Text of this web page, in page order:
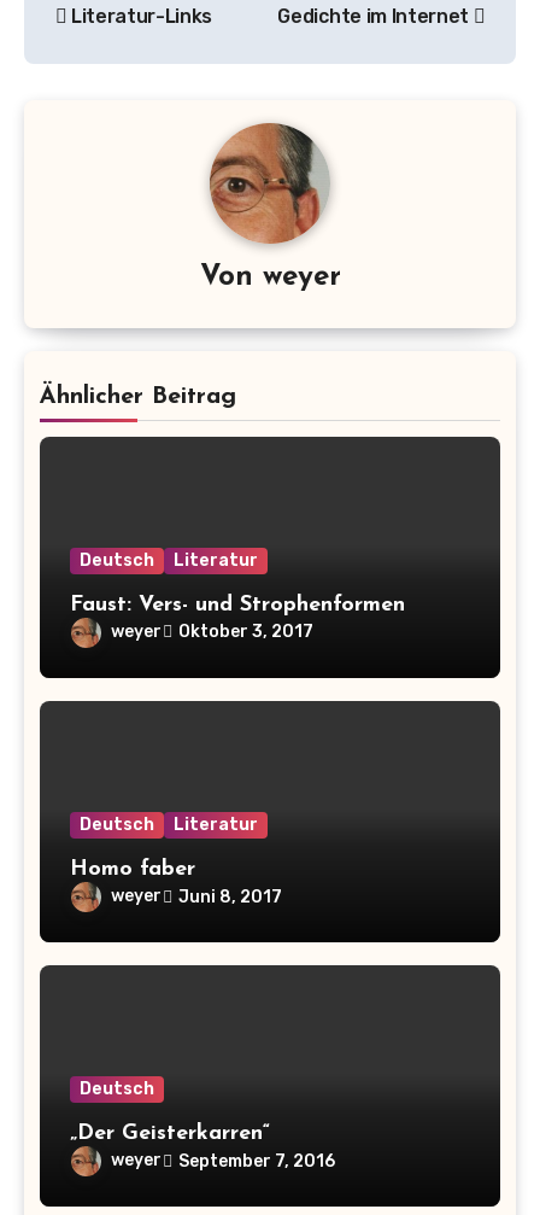
Literatur-Links Gedichte im Internet
Von weyer
Ähnlicher Beitrag
Deutsch Literatur
Faust: Vers- und Strophenformen
weyer Oktober 3, 2017
Deutsch Literatur
Homo faber
weyer Juni 8, 2017
Deutsch
„Der Geisterkarren“
weyer September 7, 2016